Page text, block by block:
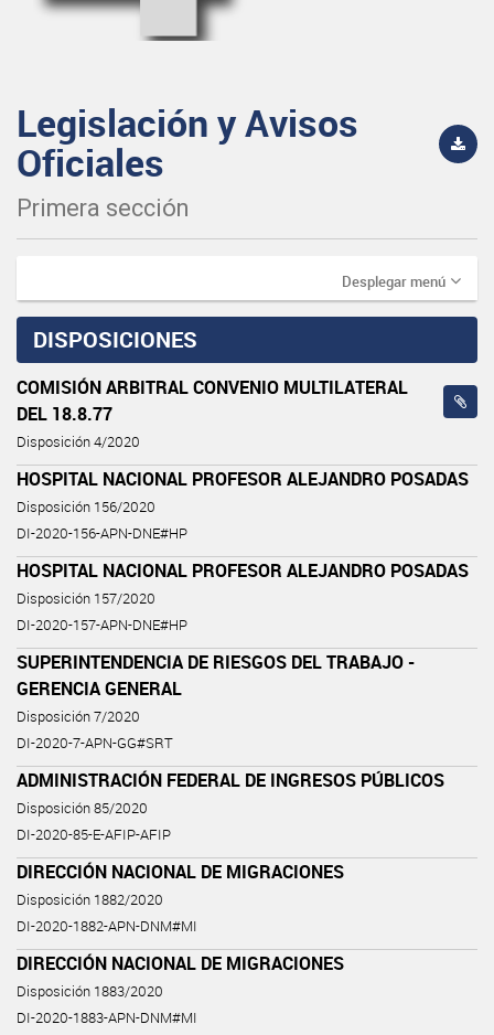
Legislación y Avisos
Oficiales
Primera sección
Desplegar menú
DISPOSICIONES
COMISIÓN ARBITRAL CONVENIO MULTILATERAL
DEL 18.8.77
Disposición 4/2020
HOSPITAL NACIONAL PROFESOR ALEJANDRO POSADAS
Disposición 156/2020
DI-2020-156-APN-DNE#HP
HOSPITAL NACIONAL PROFESOR ALEJANDRO POSADAS
Disposición 157/2020
DI-2020-157-APN-DNE#HP
SUPERINTENDENCIA DE RIESGOS DEL TRABAJO -
GERENCIA GENERAL
Disposición 7/2020
DI-2020-7-APN-GG#SRT
ADMINISTRACIÓN FEDERAL DE INGRESOS PÚBLICOS
Disposición 85/2020
DI-2020-85-E-AFIP-AFIP
DIRECCIÓN NACIONAL DE MIGRACIONES
Disposición 1882/2020
DI-2020-1882-APN-DNM#MI
DIRECCIÓN NACIONAL DE MIGRACIONES
Disposición 1883/2020
DI-2020-1883-APN-DNM#MI